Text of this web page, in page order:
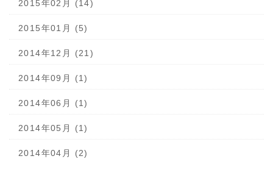
2015年02月 (14)
2015年01月 (5)
2014年12月 (21)
2014年09月 (1)
2014年06月 (1)
2014年05月 (1)
2014年04月 (2)